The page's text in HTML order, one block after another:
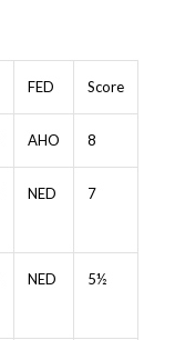
FED Score
AHO 8
NED 7
NED 5½